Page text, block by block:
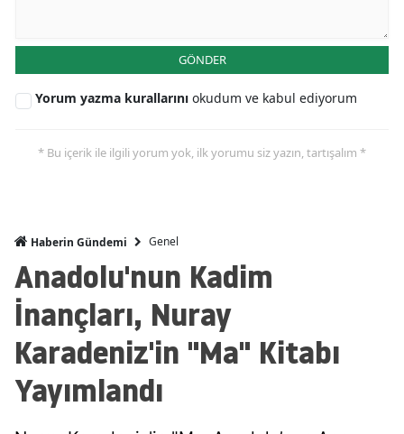
GÖNDER
Yorum yazma kurallarını okudum ve kabul ediyorum
* Bu içerik ile ilgili yorum yok, ilk yorumu siz yazın, tartışalım *
Haberin Gündemi Genel
Anadolu'nun Kadim
İnançları, Nuray
Karadeniz'in "Ma" Kitabı
Yayımlandı